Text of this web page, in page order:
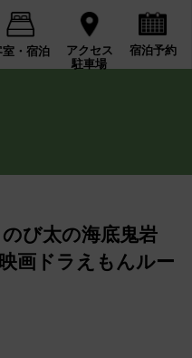
室・宿泊
アクセス
駐車場
宿泊予約
び太の海底鬼岩
画ドラえもんルー